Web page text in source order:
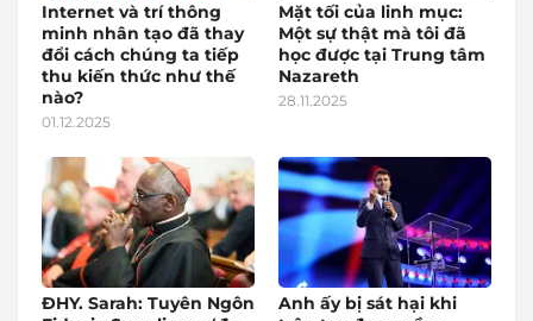
Internet và trí thông
minh nhân tạo đã thay
đổi cách chúng ta tiếp
thu kiến thức như thế
nào?
01.12.2025
Mặt tối của linh mục:
Một sự thật mà tôi đã
học được tại Trung tâm
Nazareth
28.11.2025
ĐHY. Sarah: Tuyên Ngôn
Anh ấy bị sát hại khi